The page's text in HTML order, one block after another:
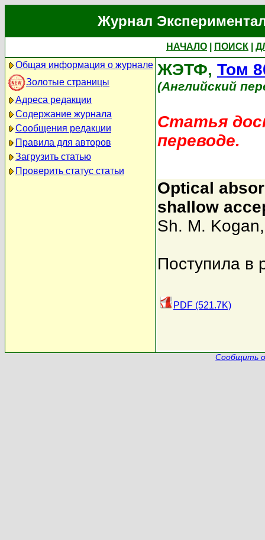
Журнал
НАЧАЛО ПОИСК
Общая информация о журнале
Золотые страницы
Адреса редакции
Содержание журнала
Сообщения редакции
Правила для авторов
Загрузить статью
Проверить статус статьи
ЖЭТФ, Том
(Английский
Статья
переводе.
Optical
shallow
Sh. M. Kogan
Поступила в
PDF (521.7K)
Сообщить о